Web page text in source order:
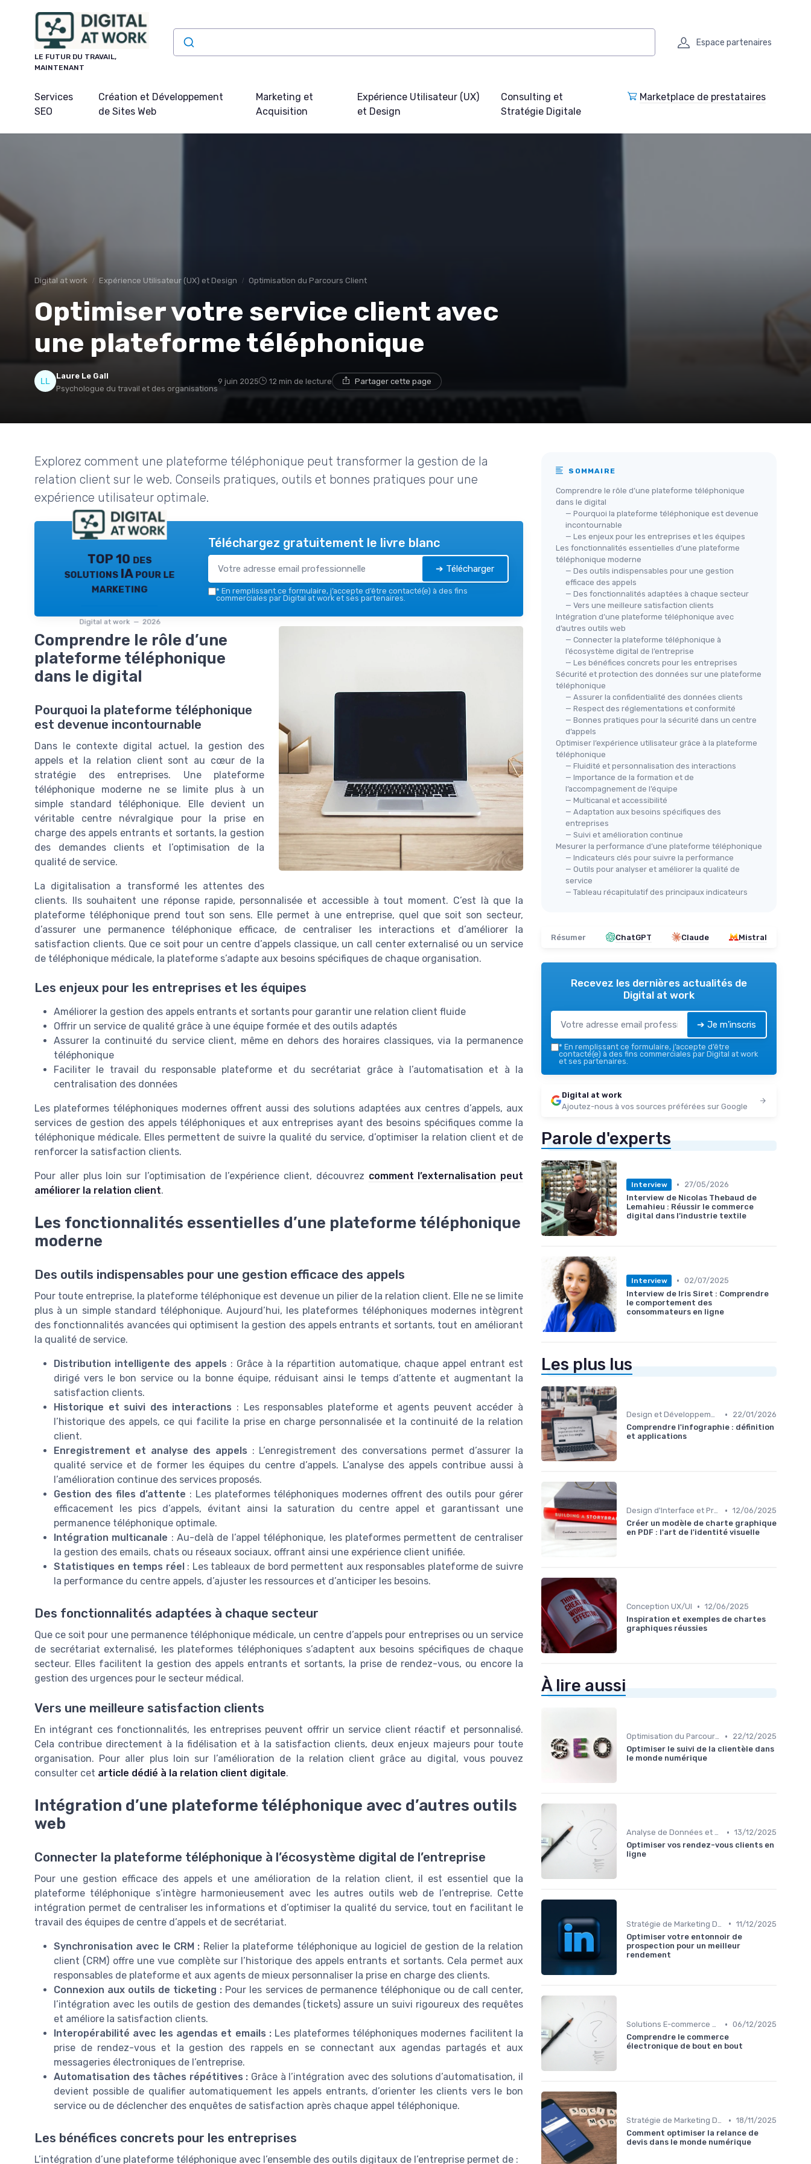
LE FUTUR DU TRAVAIL,
MAINTENANT
Espace partenaires
Services
SEO
Création et Développement
de Sites Web
Marketing et
Acquisition
Expérience Utilisateur (UX)
et Design
Consulting et
Stratégie Digitale
Marketplace de prestataires
Digital at work Expérience Utilisateur (UX) et Design Optimisation du Parcours Client
Optimiser votre service client avec
une plateforme téléphonique
Laure Le Gall
Psychologue du travail et des organisations
9 juin 2025 12 min de lecture Partager cette page
Explorez comment une plateforme téléphonique peut transformer la gestion de la
relation client sur le web. Conseils pratiques, outils et bonnes pratiques pour une
expérience utilisateur optimale.
TOP 10 des
solutions IA pour le
marketing
Digital at work — 2026
Téléchargez gratuitement le livre blanc
➔ Télécharger
* En remplissant ce formulaire, j’accepte d’être contacté(e) à des fins
commerciales par Digital at work et ses partenaires.
Comprendre le rôle d’une
plateforme téléphonique
dans le digital
Pourquoi la plateforme téléphonique
est devenue incontournable
Dans le contexte digital actuel, la gestion des
appels et la relation client sont au cœur de la
stratégie des entreprises. Une plateforme
téléphonique moderne ne se limite plus à un
simple standard téléphonique. Elle devient un
véritable centre névralgique pour la prise en
charge des appels entrants et sortants, la gestion
des demandes clients et l’optimisation de la
qualité de service.
La digitalisation a transformé les attentes des
clients. Ils souhaitent une réponse rapide, personnalisée et accessible à tout moment. C’est là que la
plateforme téléphonique prend tout son sens. Elle permet à une entreprise, quel que soit son secteur,
d’assurer une permanence téléphonique efficace, de centraliser les interactions et d’améliorer la
satisfaction clients. Que ce soit pour un centre d’appels classique, un call center externalisé ou un service
de téléphonique médicale, la plateforme s’adapte aux besoins spécifiques de chaque organisation.
Les enjeux pour les entreprises et les équipes
Améliorer la gestion des appels entrants et sortants pour garantir une relation client fluide
Offrir un service de qualité grâce à une équipe formée et des outils adaptés
Assurer la continuité du service client, même en dehors des horaires classiques, via la permanence
téléphonique
Faciliter le travail du responsable plateforme et du secrétariat grâce à l’automatisation et à la
centralisation des données
Les plateformes téléphoniques modernes offrent aussi des solutions adaptées aux centres d’appels, aux
services de gestion des appels téléphoniques et aux entreprises ayant des besoins spécifiques comme la
téléphonique médicale. Elles permettent de suivre la qualité du service, d’optimiser la relation client et de
renforcer la satisfaction clients.
Pour aller plus loin sur l’optimisation de l’expérience client, découvrez comment l’externalisation peut
améliorer la relation client.
Les fonctionnalités essentielles d’une plateforme téléphonique
moderne
Des outils indispensables pour une gestion efficace des appels
Pour toute entreprise, la plateforme téléphonique est devenue un pilier de la relation client. Elle ne se limite
plus à un simple standard téléphonique. Aujourd’hui, les plateformes téléphoniques modernes intègrent
des fonctionnalités avancées qui optimisent la gestion des appels entrants et sortants, tout en améliorant
la qualité de service.
Distribution intelligente des appels : Grâce à la répartition automatique, chaque appel entrant est
dirigé vers le bon service ou la bonne équipe, réduisant ainsi le temps d’attente et augmentant la
satisfaction clients.
Historique et suivi des interactions : Les responsables plateforme et agents peuvent accéder à
l’historique des appels, ce qui facilite la prise en charge personnalisée et la continuité de la relation
client.
Enregistrement et analyse des appels : L’enregistrement des conversations permet d’assurer la
qualité service et de former les équipes du centre d’appels. L’analyse des appels contribue aussi à
l’amélioration continue des services proposés.
Gestion des files d’attente : Les plateformes téléphoniques modernes offrent des outils pour gérer
efficacement les pics d’appels, évitant ainsi la saturation du centre appel et garantissant une
permanence téléphonique optimale.
Intégration multicanale : Au-delà de l’appel téléphonique, les plateformes permettent de centraliser
la gestion des emails, chats ou réseaux sociaux, offrant ainsi une expérience client unifiée.
Statistiques en temps réel : Les tableaux de bord permettent aux responsables plateforme de suivre
la performance du centre appels, d’ajuster les ressources et d’anticiper les besoins.
Des fonctionnalités adaptées à chaque secteur
Que ce soit pour une permanence téléphonique médicale, un centre d’appels pour entreprises ou un service
de secrétariat externalisé, les plateformes téléphoniques s’adaptent aux besoins spécifiques de chaque
secteur. Elles facilitent la gestion des appels entrants et sortants, la prise de rendez-vous, ou encore la
gestion des urgences pour le secteur médical.
Vers une meilleure satisfaction clients
En intégrant ces fonctionnalités, les entreprises peuvent offrir un service client réactif et personnalisé.
Cela contribue directement à la fidélisation et à la satisfaction clients, deux enjeux majeurs pour toute
organisation. Pour aller plus loin sur l’amélioration de la relation client grâce au digital, vous pouvez
consulter cet article dédié à la relation client digitale.
Intégration d’une plateforme téléphonique avec d’autres outils
web
Connecter la plateforme téléphonique à l’écosystème digital de l’entreprise
Pour une gestion efficace des appels et une amélioration de la relation client, il est essentiel que la
plateforme téléphonique s’intègre harmonieusement avec les autres outils web de l’entreprise. Cette
intégration permet de centraliser les informations et d’optimiser la qualité du service, tout en facilitant le
travail des équipes de centre d’appels et de secrétariat.
Synchronisation avec le CRM : Relier la plateforme téléphonique au logiciel de gestion de la relation
client (CRM) offre une vue complète sur l’historique des appels entrants et sortants. Cela permet aux
responsables de plateforme et aux agents de mieux personnaliser la prise en charge des clients.
Connexion aux outils de ticketing : Pour les services de permanence téléphonique ou de call center,
l’intégration avec les outils de gestion des demandes (tickets) assure un suivi rigoureux des requêtes
et améliore la satisfaction clients.
Interopérabilité avec les agendas et emails : Les plateformes téléphoniques modernes facilitent la
prise de rendez-vous et la gestion des rappels en se connectant aux agendas partagés et aux
messageries électroniques de l’entreprise.
Automatisation des tâches répétitives : Grâce à l’intégration avec des solutions d’automatisation, il
devient possible de qualifier automatiquement les appels entrants, d’orienter les clients vers le bon
service ou de déclencher des enquêtes de satisfaction après chaque appel téléphonique.
Les bénéfices concrets pour les entreprises
L’intégration d’une plateforme téléphonique avec l’ensemble des outils digitaux de l’entreprise permet de :
SOMMAIRE
Comprendre le rôle d’une plateforme téléphonique
dans le digital
— Pourquoi la plateforme téléphonique est devenue
incontournable
— Les enjeux pour les entreprises et les équipes
Les fonctionnalités essentielles d’une plateforme
téléphonique moderne
— Des outils indispensables pour une gestion
efficace des appels
— Des fonctionnalités adaptées à chaque secteur
— Vers une meilleure satisfaction clients
Intégration d’une plateforme téléphonique avec
d’autres outils web
— Connecter la plateforme téléphonique à
l’écosystème digital de l’entreprise
— Les bénéfices concrets pour les entreprises
Sécurité et protection des données sur une plateforme
téléphonique
— Assurer la confidentialité des données clients
— Respect des réglementations et conformité
— Bonnes pratiques pour la sécurité dans un centre
d’appels
Optimiser l’expérience utilisateur grâce à la plateforme
téléphonique
— Fluidité et personnalisation des interactions
— Importance de la formation et de
l’accompagnement de l’équipe
— Multicanal et accessibilité
— Adaptation aux besoins spécifiques des
entreprises
— Suivi et amélioration continue
Mesurer la performance d’une plateforme téléphonique
— Indicateurs clés pour suivre la performance
— Outils pour analyser et améliorer la qualité de
service
— Tableau récapitulatif des principaux indicateurs
Résumer ChatGPT Claude Mistral
Recevez les dernières actualités de
Digital at work
➔ Je m'inscris
* En remplissant ce formulaire, j’accepte d’être
contacté(e) à des fins commerciales par Digital at work
et ses partenaires.
Digital at work
Ajoutez-nous à vos sources préférées sur Google
Parole d'experts
Interview •
27/05/2026
Interview de Nicolas Thebaud de
Lemahieu : Réussir le commerce
digital dans l’industrie textile
Interview • 02/07/2025
Interview de Iris Siret : Comprendre
le comportement des
consommateurs en ligne
Les plus lus
Design et Développement Web •
22/01/2026
Comprendre l'infographie : définition
et applications
Design d'Interface et Prototypage • 12/06/2025
Créer un modèle de charte graphique
en PDF : l'art de l'identité visuelle
Conception UX/UI • 12/06/2025
Inspiration et exemples de chartes
graphiques réussies
À lire aussi
Optimisation du Parcours Client •
22/12/2025
Optimiser le suivi de la clientèle dans
le monde numérique
Analyse de Données et Reporting • 13/12/2025
Optimiser vos rendez-vous clients en
ligne
• 11/12/2025
Optimiser votre entonnoir de
prospection pour un meilleur
rendement
Solutions E-commerce et Marketplace • 06/12/2025
Comprendre le commerce
électronique de bout en bout
Stratégie de Marketing Digital • 18/11/2025
Comment optimiser la relance de
devis dans le monde numérique